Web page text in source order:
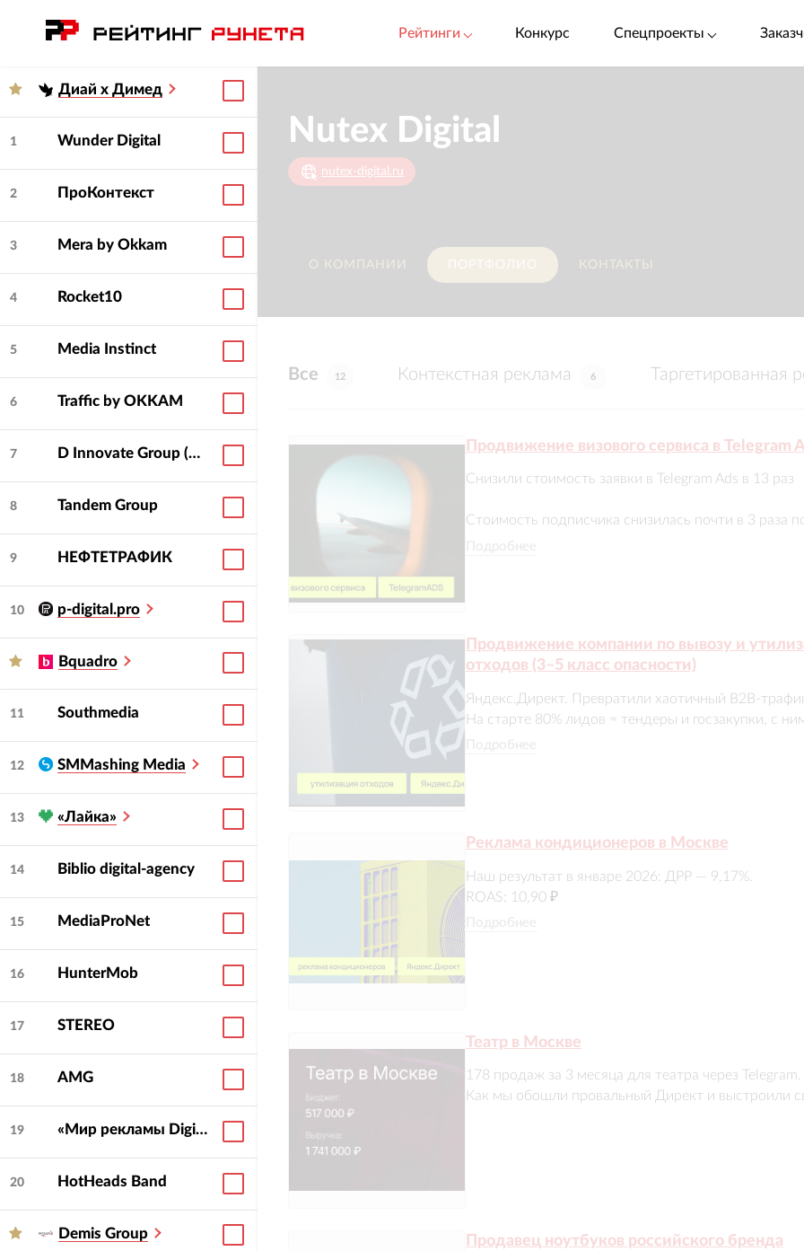
Рейтинги Конкурс Спецпроекты
Диай х Димед
1 Wunder Digital
2 ПроКонтекст
3 Mera by Okkam
4 Rocket10
5 Media Instinct
6 Traffic by OKKAM
7 D Innovate Group (DeltaClick, Soda, Dinamica, Bench!, Deltaplan, Cube)
8 Tandem Group
9 НЕФТЕТРАФИК
10 p-digital.pro
Bquadro
11 Southmedia
12 SMMashing Media
13 «Лайка»
14 Biblio digital-agency
15 MediaProNet
16 HunterMob
17 STEREO
18 AMG
19 «Мир рекламы Digital»
20 HotHeads Band
Demis Group
Nutex Digital
nutex-digital.ru
О КОМПАНИИ ПОРТФОЛИО КОНТАКТЫ
Все 12 Контекстная реклама 6 Таргетированная
Продвижение визового сервиса в Telegram
Снизили стоимость заявки в Telegram Ads в 13 раз
Стоимость подписчика снизилась почти в 3 раза
предыдущего подрядчика.
По отдельным объявлениям стоимость подписки
прежних 4,34 евро.
Целевой KPI по стоимости заявки был не просто
перевыполнен.
Подробнее
Продвижение компании по вывозу и
отходов (3–5 класс опасности)
Яндекс.Директ. Превратили хаотичный B2B-
На старте 80% лидов = тендеры и госзакупки, с
В работу заходят только крупные коммерческие
Подробнее
Реклама кондиционеров в Москве
Наш результат в январе 2026: ДРР — 9,17%.
ROAS: 10,90 ₽
Подробнее
Театр в Москве
178 продаж за 3 месяца для театра через Telegram.
Как мы обошли провальный Директ и выстроили
Продавец ноутбуков российского бренда